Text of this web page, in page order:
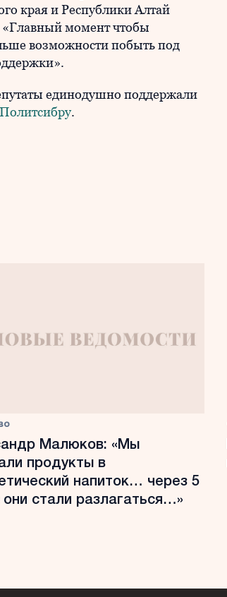
края и Республики Алтай
«Главный момент чтобы
возможности побыть под
единодушно поддержали
Политсибру.
Малюков: «Мы
продукты в
напиток… через 5
они стали разлагаться…»